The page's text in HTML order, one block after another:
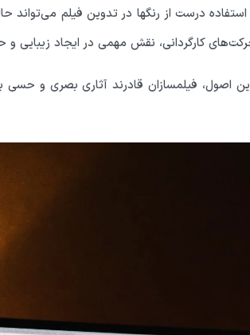
درست از رنگها در تدوین فیلم
کارگردانی، نقش مهمی در ایجاد زیبایی
اصول، فیلمسازان قادرند آثاری بصری و حسی